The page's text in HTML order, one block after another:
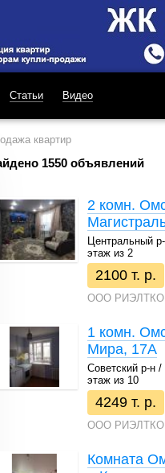
Статьи Видео
квартир
1550 объявлений
2 комн.
Центральный
этаж из 2
2100 т. р.
ООО
1 комн.
Мира, 17А
Советский р-н
этаж из 10
4249 т. р.
ООО
Комната